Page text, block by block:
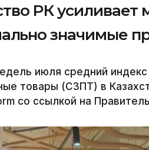
РК усиливает
значимые
июля средний
товары (СЗПТ) в
со ссылкой на